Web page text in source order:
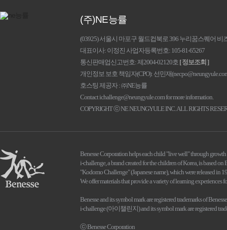
(주)NE능률
(03925) 서울시 마포구 월드컵북로 396 누리꿈스퀘어 비
대표이사 이정진 사업자등록번호 105-81-65267
통신판매업신고번호 제2004-02120호 [ 정보조회 ]
개인정보 보호 책임자(CPO): 선민재(
호스팅 제공자 : ㈜NE능률
Contactichallenge@neungyule.comfor more information.
COPYRIGHT ⓒ NE NEUNGYULE INC. ALL RIGHTS
Benesse Corporation helps each child "live well" through
i-challenge, a brand created for the children of Korea, is based
"Kodomo Challenge" (Japanese name), which were released in
We offer materials that provide a variety of learning experiences
Benesse and its symbol mark are registered trademarks of
i-challenge (아이챌린지) and its symbol mark are registered
ⓒ Benesse Corporation